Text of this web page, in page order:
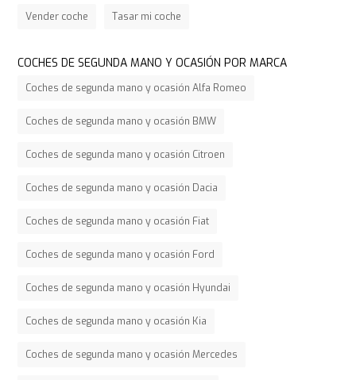
Vender coche Tasar mi coche
COCHES DE SEGUNDA MANO Y OCASIÓN POR MARCA
Coches de segunda mano y ocasión Alfa Romeo
Coches de segunda mano y ocasión BMW
Coches de segunda mano y ocasión Citroen
Coches de segunda mano y ocasión Dacia
Coches de segunda mano y ocasión Fiat
Coches de segunda mano y ocasión Ford
Coches de segunda mano y ocasión Hyundai
Coches de segunda mano y ocasión Kia
Coches de segunda mano y ocasión Mercedes